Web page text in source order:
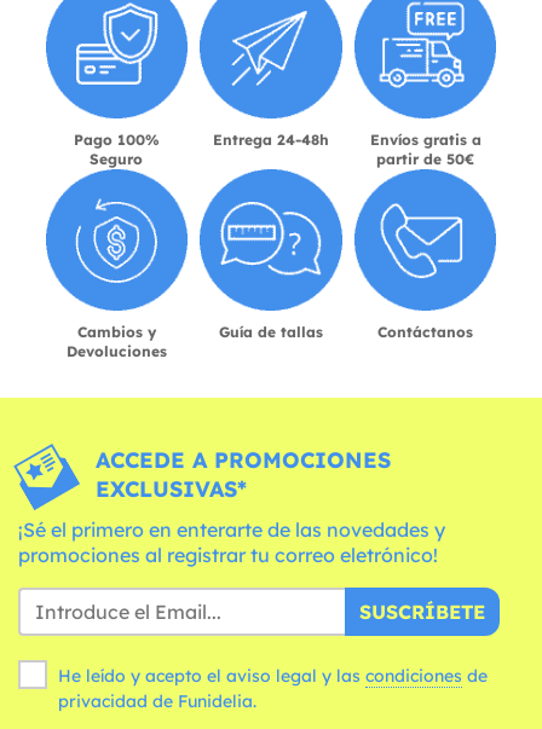
Pago 100%
Seguro
Entrega 24-48h
Envíos gratis a
partir de 50€
Cambios y
Devoluciones
Guía de tallas Contáctanos
ACCEDE A PROMOCIONES
EXCLUSIVAS*
¡Sé el primero en enterarte de las novedades y
promociones al registrar tu correo eletrónico!
SUSCRÍBETE
He leído y acepto el aviso legal y las condiciones
privacidad de Funidelia.